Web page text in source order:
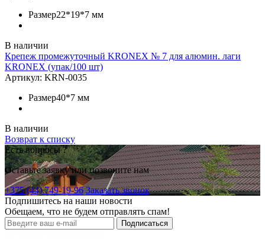
Размер22*19*7 мм
В наличии
Крепеж промежуточный KRONEX № 7 для алюмин. лаги
KRONEX (упак/100 шт)
Артикул: KRN-0035
Размер40*7 мм
В наличии
Возврат к списку
Есть вопросы ?
Оставьте заявку или позвоните нам
+375 (44) 749-19-96 Заказать звонок
Подпишитесь на наши новости
Обещаем, что не будем отправлять спам!